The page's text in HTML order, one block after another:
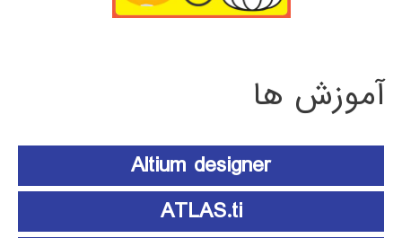
آموزش ها
Altium designer
ATLAS.ti